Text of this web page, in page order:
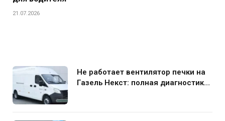
21.07.2026
Не работает вентилятор печки на
Газель Некст: полная диагностика